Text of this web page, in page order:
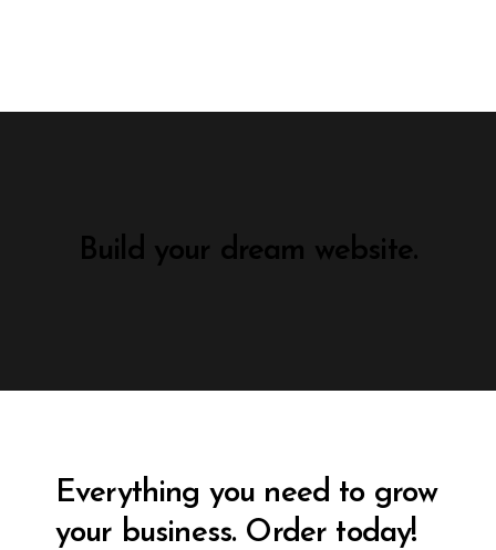
Build your dream website.
Everything you need to grow
your business. Order today!